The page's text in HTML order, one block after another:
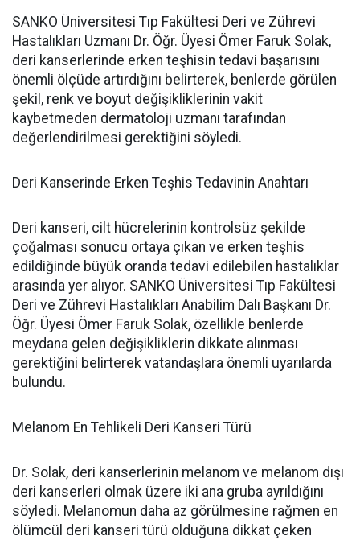
SANKO Üniversitesi Tıp Fakültesi Deri ve Zührevi
Hastalıkları Uzmanı Dr. Öğr. Üyesi Ömer Faruk Solak,
deri kanserlerinde erken teşhisin tedavi başarısını
önemli ölçüde artırdığını belirterek, benlerde görülen
şekil, renk ve boyut değişikliklerinin vakit
kaybetmeden dermatoloji uzmanı tarafından
değerlendirilmesi gerektiğini söyledi.
Deri Kanserinde Erken Teşhis Tedavinin Anahtarı
Deri kanseri, cilt hücrelerinin kontrolsüz şekilde
çoğalması sonucu ortaya çıkan ve erken teşhis
edildiğinde büyük oranda tedavi edilebilen hastalıklar
arasında yer alıyor. SANKO Üniversitesi Tıp Fakültesi
Deri ve Zührevi Hastalıkları Anabilim Dalı Başkanı Dr.
Öğr. Üyesi Ömer Faruk Solak, özellikle benlerde
meydana gelen değişikliklerin dikkate alınması
gerektiğini belirterek vatandaşlara önemli uyarılarda
bulundu.
Melanom En Tehlikeli Deri Kanseri Türü
Dr. Solak, deri kanserlerinin melanom ve melanom dışı
deri kanserleri olmak üzere iki ana gruba ayrıldığını
söyledi. Melanomun daha az görülmesine rağmen en
ölümcül deri kanseri türü olduğuna dikkat çeken